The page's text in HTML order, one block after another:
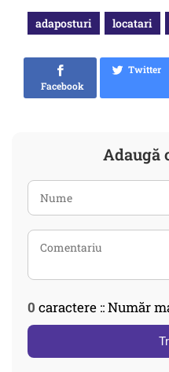
adaposturi locatari
Facebook
Twitter
Adaugă
0 caractere :: Număr